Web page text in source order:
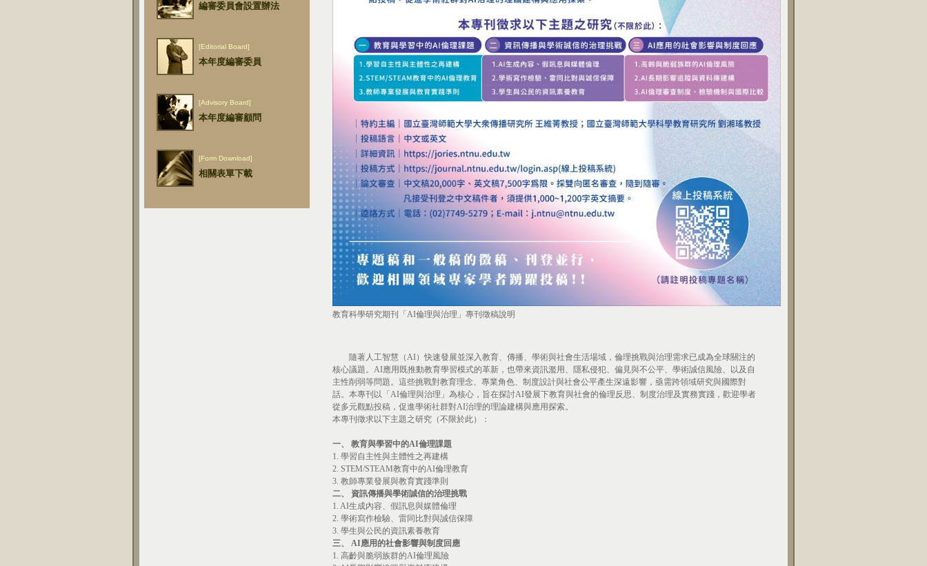
編審委員會設置辦法
[Editorial Board]
本年度編審委員
[Advisory Board]
本年度編審顧問
[Form Download]
相關表單下載
教育科學研究期刊「AI倫理與治理」專刊徵稿說明
隨著人工智慧（AI）快速發展並深入教育、傳播、學術與社會生活場域，倫理挑戰與治理需求已成為全球關注的
核心議題。AI應用既推動教育學習模式的革新，也帶來資訊濫用、隱私侵犯、偏見與不公平、學術誠信風險、以及自
主性削弱等問題。這些挑戰對教育理念、專業角色、制度設計與社會公平產生深遠影響，亟需跨領域研究與國際對
話。本專刊以「AI倫理與治理」為核心，旨在探討AI發展下教育與社會的倫理反思、制度治理及實務實踐，歡迎學者
從多元觀點投稿，促進學術社群對AI治理的理論建構與應用探索。
本專刊徵求以下主題之研究（不限於此）：
一、
教育與學習中的AI倫理課題
1. 學習自主性與主體性之再建構
2. STEM/STEAM教育中的AI倫理教育
3. 教師專業發展與教育實踐準則
二、
資訊傳播與學術誠信的治理挑戰
1. AI生成內容、假訊息與媒體倫理
2. 學術寫作檢驗、雷同比對與誠信保障
3. 學生與公民的資訊素養教育
三、
AI應用的社會影響與制度回應
1. 高齡與脆弱族群的AI倫理風險